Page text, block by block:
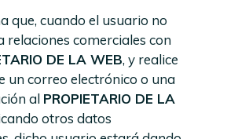
que, cuando el usuario no
relaciones comerciales con
DE LA WEB, y realice
un correo electrónico o una
al PROPIETARIO DE LA
otros datos